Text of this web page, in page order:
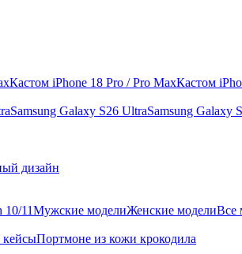
Кастом iPhone 18 Pro / Pro MaxКастом
Samsung Galaxy S26 UltraSamsung Galaxy
дизайн
10/11Мужские моделиЖенские моделиВсе
Портмоне из кожи крокодила